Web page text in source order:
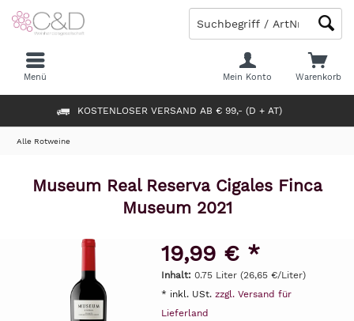
KOSTENLOSER VERSAND AB € 99,- (D + AT)
Warenkorb
Mein Konto
Menü
Alle Rotweine
Museum Real Reserva Cigales Finca
Museum 2021
19,99 € *
Inhalt: 0.75 Liter (26,65 €/Liter)
* inkl. USt. zzgl. Versand für
Lieferland